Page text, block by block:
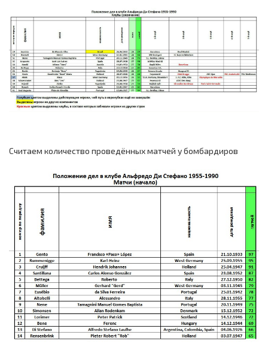
Считаем количество проведённых матчей у бомбардиров